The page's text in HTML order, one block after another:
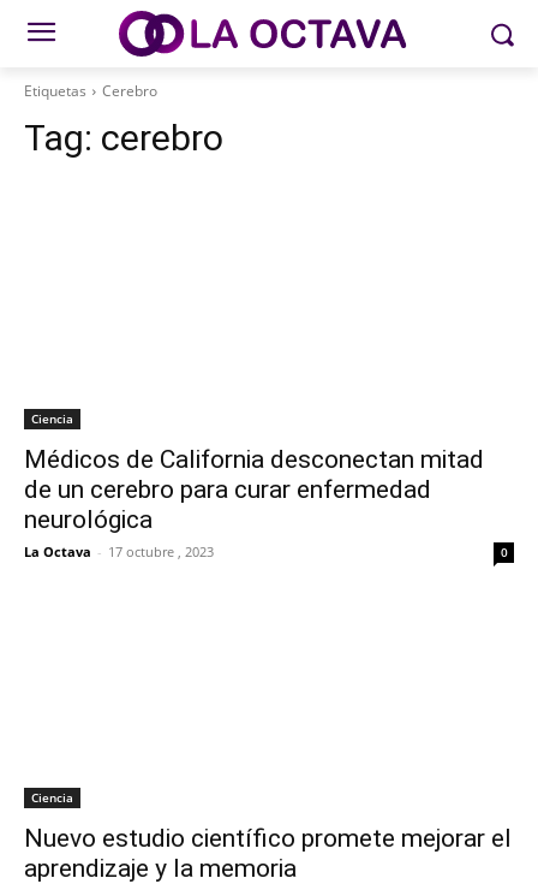
Etiquetas Cerebro
Tag: cerebro
Ciencia
Médicos de California desconectan mitad
de un cerebro para curar enfermedad
neurológica
La Octava - 17 octubre , 2023 0
Ciencia
Nuevo estudio científico promete mejorar el
aprendizaje y la memoria